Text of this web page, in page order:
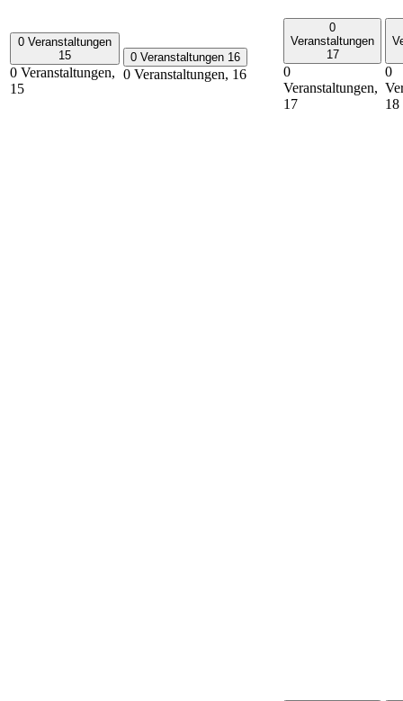
0 Veranstaltungen
15
0 Veranstaltungen,
15
0 Veranstaltungen 16
0 Veranstaltungen, 16
0
Veranstaltungen
17
0
Veranstaltungen,
17
0
18